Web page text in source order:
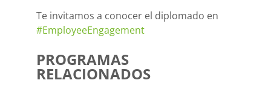
Te invitamos a conocer el diplomado en
#EmployeeEngagement
PROGRAMAS
RELACIONADOS